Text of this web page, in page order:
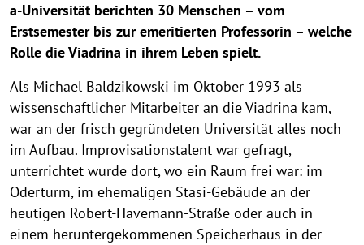
a-Universität berichten 30 Menschen – vom
Erstsemester bis zur emeritierten Professorin – welche
Rolle die Viadrina in ihrem Leben spielt.
Als Michael Baldzikowski im Oktober 1993 als
wissenschaftlicher Mitarbeiter an die Viadrina kam,
war an der frisch gegründeten Universität alles noch
im Aufbau. Improvisationstalent war gefragt,
unterrichtet wurde dort, wo ein Raum frei war: im
Oderturm, im ehemaligen Stasi-Gebäude an der
heutigen Robert-Havemann-Straße oder auch in
einem heruntergekommenen Speicherhaus in der